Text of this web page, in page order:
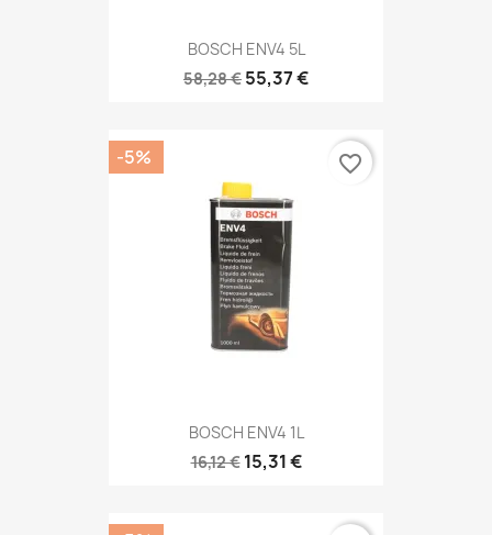
BOSCH ENV4 5L
58,28 € 55,37 €
BOSCH ENV4 1L
16,12 € 15,31 €
-5% favorite_border